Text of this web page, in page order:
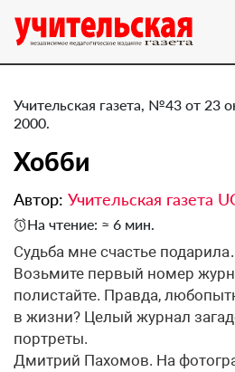
Учительская газета, №43 от 23
2000.
Хобби
Автор: Учительская газета
На чтение: ≈ 6 мин.
Судьба мне счастье
Возьмите первый номер
полистайте. Правда,
в жизни? Целый журнал
портреты.
Дмитрий Пахомов. На